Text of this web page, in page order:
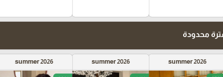
محدودة
summer 2026
summer 2026
summer 2026